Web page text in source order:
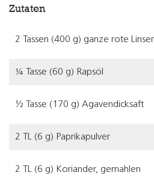
Zutaten
2 Tassen (400 g) ganze rote
¼ Tasse (60 g) Rapsöl
½ Tasse (170 g) Agavendicksaft
2 TL (6 g) Paprikapulver
2 TL (6 g) Koriander, gemahlen